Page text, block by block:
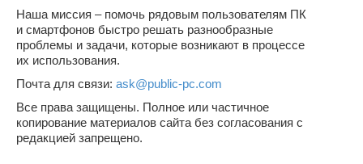
Наша миссия – помочь рядовым пользователям ПК
и смартфонов быстро решать разнообразные
проблемы и задачи, которые возникают в процессе
их использования.
Почта для связи: ask@public-pc.com
Все права защищены. Полное или частичное
копирование материалов сайта без согласования с
редакцией запрещено.